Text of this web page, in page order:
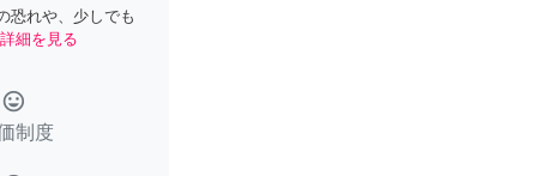
恐れや、少しでも
詳細を見る
tag_faces
制度